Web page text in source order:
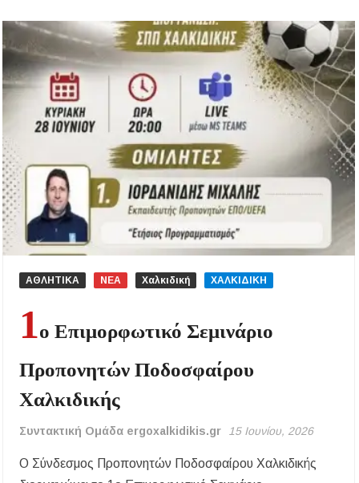
ΑΘΛΗΤΙΚΑ ΝΕΑ Χαλκιδική ΧΑΛΚΙΔΙΚΗ
1ο Επιμορφωτικό Σεμινάριο
Προπονητών Ποδοσφαίρου
Χαλκιδικής
Συντακτική Ομάδα ergoxalkidikis.gr 15 Ιουνίου, 2026
Ο Σύνδεσμος Προπονητών Ποδοσφαίρου Χαλκιδικής